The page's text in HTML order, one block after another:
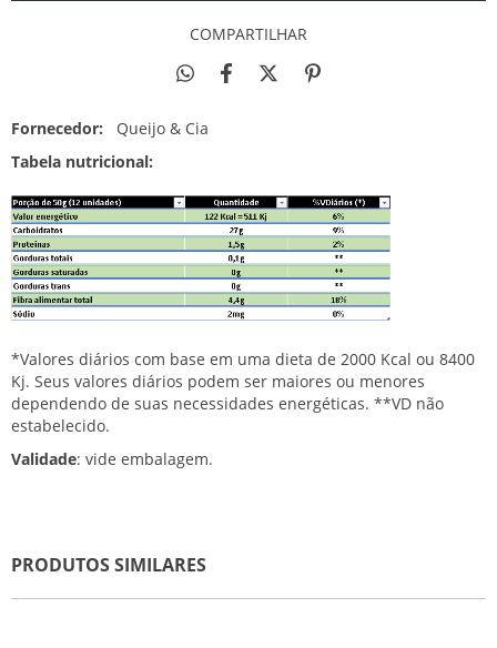
COMPARTILHAR
Fornecedor: Queijo & Cia
Tabela nutricional:
*Valores diários com base em uma dieta de 2000 Kcal ou 8400
Kj. Seus valores diários podem ser maiores ou menores
dependendo de suas necessidades energéticas. **VD não
estabelecido.
Validade: vide embalagem.
PRODUTOS SIMILARES